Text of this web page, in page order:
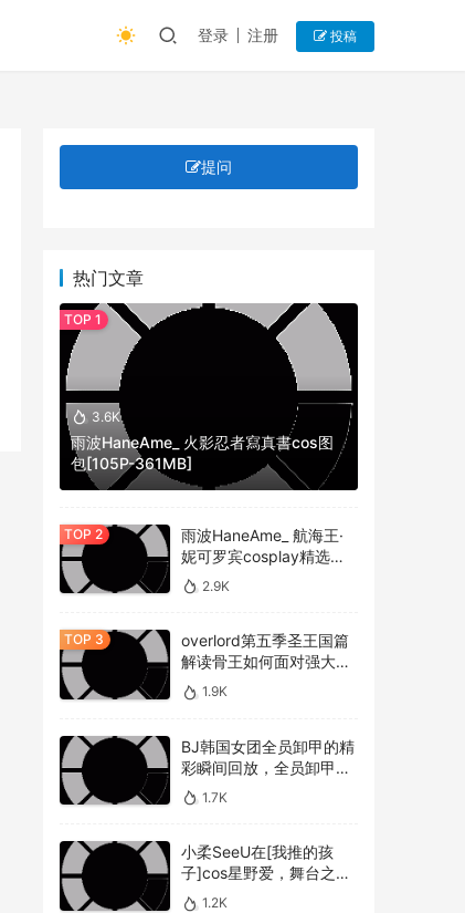
登录 注册 投稿
提问
热门文章
3.6K
雨波HaneAme_ 火影忍者寫真書cos图
包[105P-361MB]
雨波HaneAme_ 航海王·
妮可罗宾cosplay精选作
品 [34P-134MB]
2.9K
overlord第五季圣王国篇
解读骨王如何面对强大的
敌人，overlord第五季圣
王国篇深度解析骨王与敌
1.9K
BJ韩国女团全员卸甲的精
彩瞬间回放，全员卸甲视
频如何观看BJ韩国女团成
员的最精彩时刻？
1.7K
小柔SeeU在[我推的孩
子]cos星野爱，舞台之星
闪耀迷人
1.2K